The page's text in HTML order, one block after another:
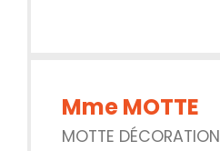
Mme MOTTE
MOTTE DÉCORATION